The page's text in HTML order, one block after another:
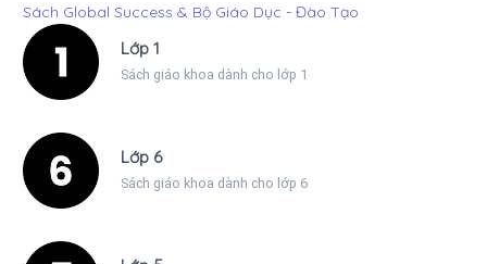
Sách Global Success & Bộ Giáo Dục - Đào Tạo
Lớp 1
Sách giáo khoa dành cho lớp 1
Lớp 6
Sách giáo khoa dành cho lớp 6